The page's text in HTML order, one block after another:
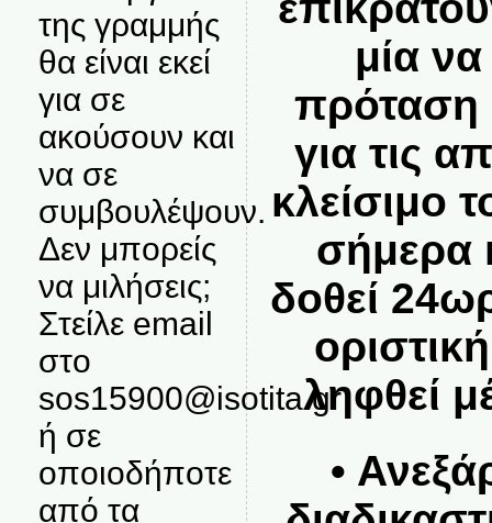
της γραμμής
θα είναι εκεί
για σε
ακούσουν και
να σε
συμβουλέψουν.
Δεν μπορείς
να μιλήσεις;
Στείλε email
στο
sos15900@isotita.gr
ή σε
οποιοδήποτε
από τα
μία να
πρόταση
για τις
κλείσιμο
σήμερα
δοθεί
ληφθεί
•